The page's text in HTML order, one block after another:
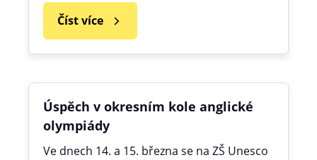
Číst více
Úspěch v okresním kole anglické
olympiády
Ve dnech 14. a 15. března se na ZŠ Unesco